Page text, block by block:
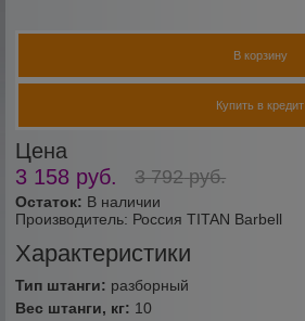
Остаток: В наличии
Производитель: Россия TITAN Barbell
Характеристики
Тип штанги: разборный
Вес штанги, кг: 10
Цена
3 792 руб.
3 158 руб.
В корзину
Купить в кредит